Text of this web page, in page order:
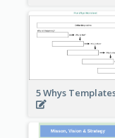
5 Whys